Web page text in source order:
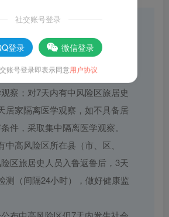
局地发生聚集性疫情和散发病例，
险。为有效防止疫情蔓延，山东省
发布疫情防控公众健康提示：
有高风险区旅居史的人员，采取7
察；对7天内有中风险区旅居史
居家隔离医学观察，如不具备居
件，采取集中隔离医学观察。
中高风险区所在县（市、区、
区旅居史人员入鲁返鲁后，3天
测（间隔24小时），做好健康监
社交账号登录
登录 微信登录
账号登录即表示同意用户协议